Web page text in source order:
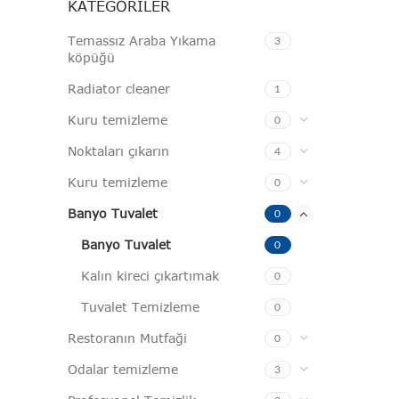
KATEGORILER
Temassız Araba Yıkama
köpüğü
3
Radiator cleaner 1
Kuru temizleme 0
Noktaları çıkarın 4
Kuru temizleme 0
Banyo Tuvalet 0
Banyo Tuvalet 0
Kalın kireci çıkartımak 0
Tuvalet Temizleme 0
Restoranın Mutfaği 0
Odalar temizleme 3